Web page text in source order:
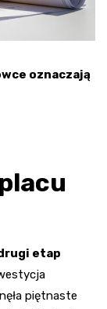
oznaczają
etap
piętnaste